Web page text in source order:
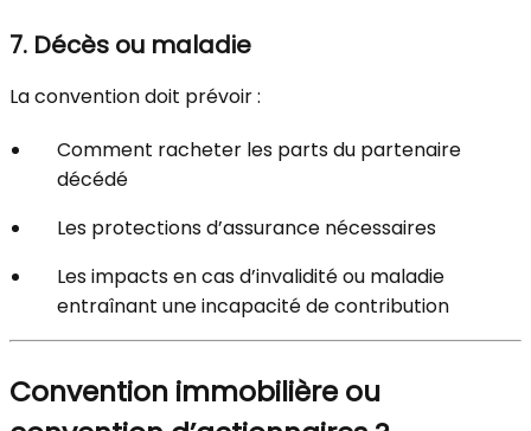
7. Décès ou maladie
La convention doit prévoir :
Comment racheter les parts du partenaire
décédé
Les protections d’assurance nécessaires
Les impacts en cas d’invalidité ou maladie
entraînant une incapacité de contribution
Convention immobilière ou